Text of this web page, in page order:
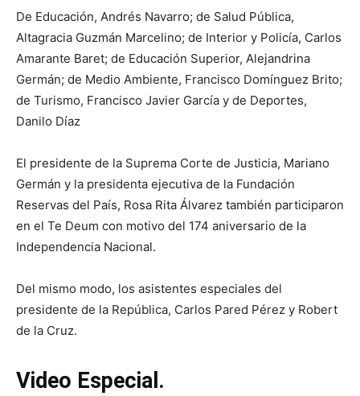
De Educación, Andrés Navarro; de Salud Pública,
Altagracia Guzmán Marcelino; de Interior y Policía, Carlos
Amarante Baret; de Educación Superior, Alejandrina
Germán; de Medio Ambiente, Francisco Domínguez Brito;
de Turismo, Francisco Javier García y de Deportes,
Danilo Díaz
El presidente de la Suprema Corte de Justicia, Mariano
Germán y la presidenta ejecutiva de la Fundación
Reservas del País, Rosa Rita Álvarez también participaron
en el Te Deum con motivo del 174 aniversario de la
Independencia Nacional.
Del mismo modo, los asistentes especiales del
presidente de la República, Carlos Pared Pérez y Robert
de la Cruz.
Video Especial.